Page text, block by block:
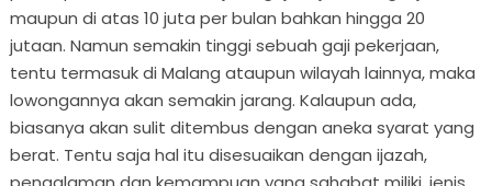
maupun di atas 10 juta per bulan bahkan hingga 20
jutaan. Namun semakin tinggi sebuah gaji pekerjaan,
tentu termasuk di Malang ataupun wilayah lainnya, maka
lowongannya akan semakin jarang. Kalaupun ada,
biasanya akan sulit ditembus dengan aneka syarat yang
berat. Tentu saja hal itu disesuaikan dengan ijazah,